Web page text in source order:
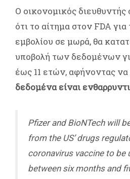
Ο οικονομικός
ότι το αίτημα στον FDA
εμβολίου σε μωρά, θα
υποβολή των δεδομένων
έως 11 ετών, αφήνοντας να
δεδομένα είναι
Pfizer and BioNTech will
from the US’ drugs
coronavirus vaccine to be
between six months and